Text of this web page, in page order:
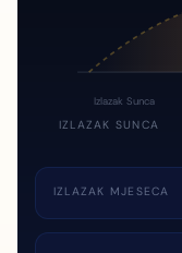
Izlazak Sunca
IZLAZAK SUNCA
IZLAZAK MJESECA